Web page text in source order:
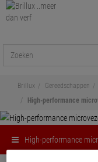
Brillux Gereedschappen
High-performance
High-performance